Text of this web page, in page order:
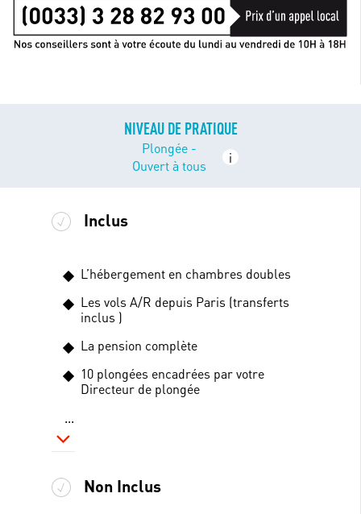
NIVEAU DE PRATIQUE
Plongée -
Ouvert à tous
i
Inclus
L’hébergement en chambres doubles
Les vols A/R depuis Paris (transferts
inclus )
La pension complète
10 plongées encadrées par votre
Directeur de plongée
...
Non Inclus